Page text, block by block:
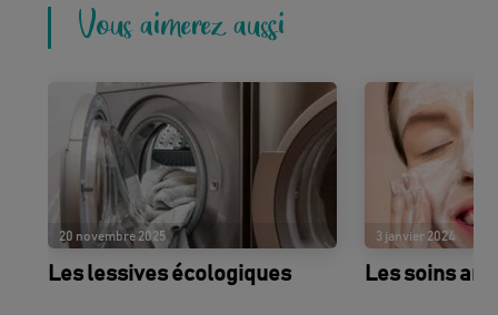
Vous aimerez aussi
20 novembre 2025
Les lessives écologiques
3 janvier 2024
Les soins